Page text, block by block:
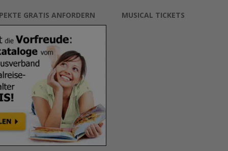
GRATIS ANFORDERN MUSICAL TICKETS